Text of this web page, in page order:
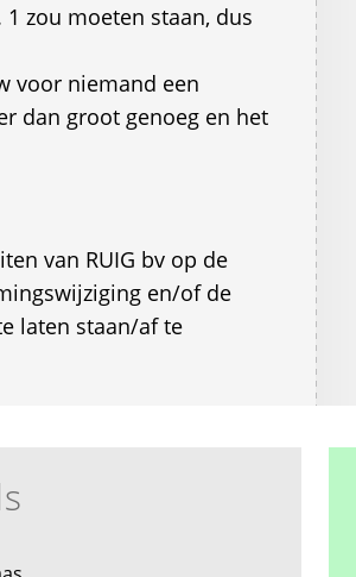
zou moeten staan, dus
voor niemand een
dan groot genoeg en het
van RUIG bv op de
en/of de
laten staan/af te